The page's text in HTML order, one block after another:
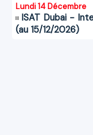
Lundi 14 Décembre
ISAT Dubai -
(au 15/12/2026)